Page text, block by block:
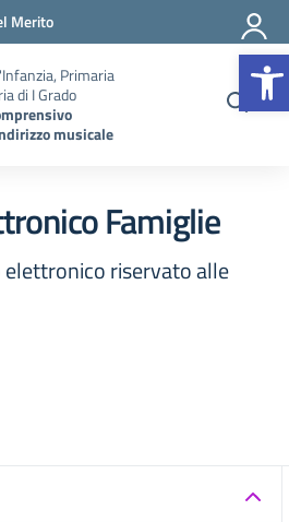
Merito
Primaria
di I Grado
musicale
Famiglie
elettronico riservato alle